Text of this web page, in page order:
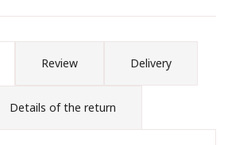
Review Delivery
Details of the return